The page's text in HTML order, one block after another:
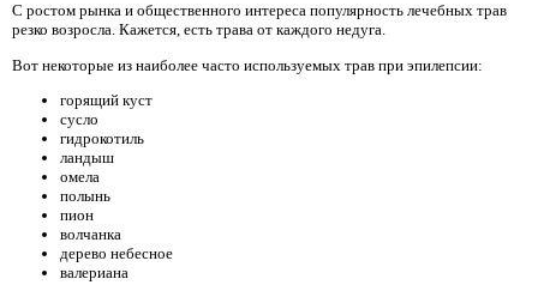
С ростом рынка и общественного интереса популярность лечебных трав
резко возросла. Кажется, есть трава от каждого недуга.
Вот некоторые из наиболее часто используемых трав при эпилепсии:
горящий куст
сусло
гидрокотиль
ландыш
омела
полынь
пион
волчанка
дерево небесное
валериана